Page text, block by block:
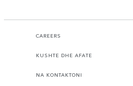
CAREERS
KUSHTE DHE AFATE
NA KONTAKTONI